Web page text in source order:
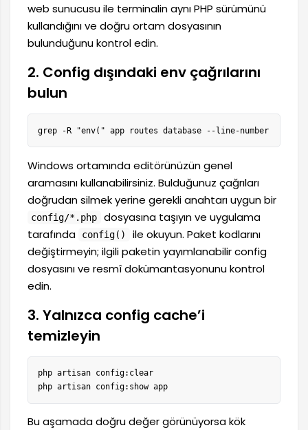
web sunucusu ile terminalin aynı PHP sürümünü
kullandığını ve doğru ortam dosyasının
bulunduğunu kontrol edin.
2. Config dışındaki env çağrılarını
bulun
grep -R "env(" app routes database --line-number
Windows ortamında editörünüzün genel
aramasını kullanabilirsiniz. Bulduğunuz çağrıları
doğrudan silmek yerine gerekli anahtarı uygun bir
config/*.php
dosyasına taşıyın ve uygulama
tarafında
config()
ile okuyun. Paket kodlarını
değiştirmeyin; ilgili paketin yayımlanabilir config
dosyasını ve resmî dokümantasyonunu kontrol
edin.
3. Yalnızca config cache’i
temizleyin
php artisan config:clear
php artisan config:show app
Bu aşamada doğru değer görünüyorsa kök